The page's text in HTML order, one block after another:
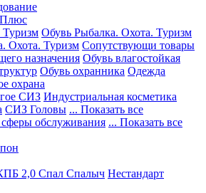
Плюс
Туризм Обувь Рыбалка. Охота. Туризм
Охота. Туризм Сопутствующи товары
назначения Обувь влагостойкая
Обувь охранника Одежда
охрана
СИЗ Индустриальная косметика
СИЗ Головы ... Показать все
обслуживания ... Показать все
2,0 Спал Спалыч Нестандарт